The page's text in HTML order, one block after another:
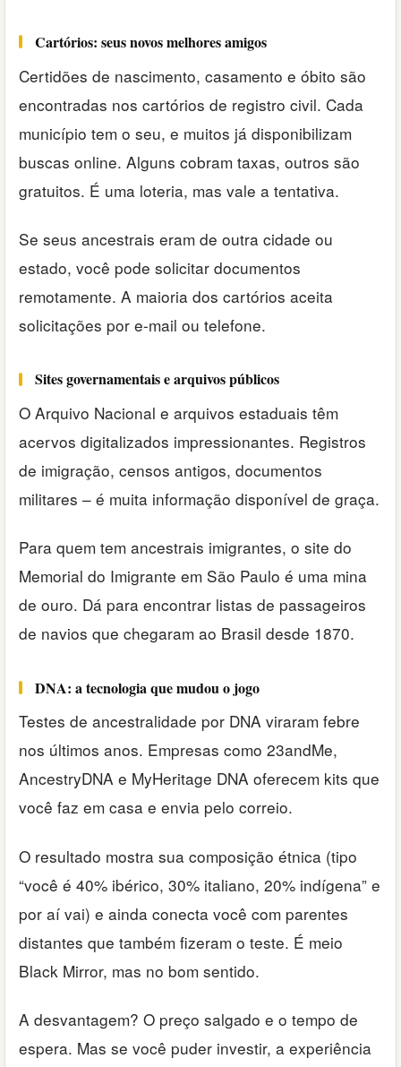
Cartórios: seus novos melhores amigos
Certidões de nascimento, casamento e óbito são
encontradas nos cartórios de registro civil. Cada
município tem o seu, e muitos já disponibilizam
buscas online. Alguns cobram taxas, outros são
gratuitos. É uma loteria, mas vale a tentativa.
Se seus ancestrais eram de outra cidade ou
estado, você pode solicitar documentos
remotamente. A maioria dos cartórios aceita
solicitações por e-mail ou telefone.
Sites governamentais e arquivos públicos
O Arquivo Nacional e arquivos estaduais têm
acervos digitalizados impressionantes. Registros
de imigração, censos antigos, documentos
militares – é muita informação disponível de graça.
Para quem tem ancestrais imigrantes, o site do
Memorial do Imigrante em São Paulo é uma mina
de ouro. Dá para encontrar listas de passageiros
de navios que chegaram ao Brasil desde 1870.
DNA: a tecnologia que mudou o jogo
Testes de ancestralidade por DNA viraram febre
nos últimos anos. Empresas como 23andMe,
AncestryDNA e MyHeritage DNA oferecem kits que
você faz em casa e envia pelo correio.
O resultado mostra sua composição étnica (tipo
“você é 40% ibérico, 30% italiano, 20% indígena” e
por aí vai) e ainda conecta você com parentes
distantes que também fizeram o teste. É meio
Black Mirror, mas no bom sentido.
A desvantagem? O preço salgado e o tempo de
espera. Mas se você puder investir, a experiência